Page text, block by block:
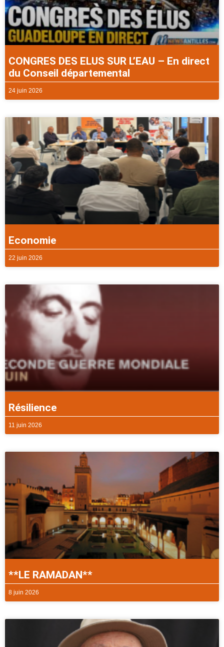
CONGRES DES ELUS SUR L’EAU – En direct
du Conseil départemental
24 juin 2026
Economie
22 juin 2026
Résilience
11 juin 2026
**LE RAMADAN**
8 juin 2026